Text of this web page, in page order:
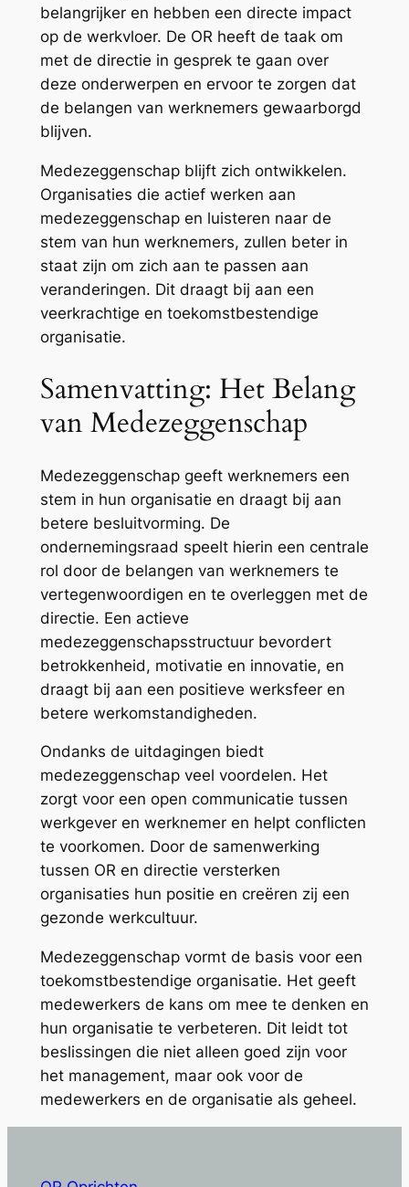
belangrijker en hebben een directe impact
op de werkvloer. De OR heeft de taak om
met de directie in gesprek te gaan over
deze onderwerpen en ervoor te zorgen dat
de belangen van werknemers gewaarborgd
blijven.
Medezeggenschap blijft zich ontwikkelen.
Organisaties die actief werken aan
medezeggenschap en luisteren naar de
stem van hun werknemers, zullen beter in
staat zijn om zich aan te passen aan
veranderingen. Dit draagt bij aan een
veerkrachtige en toekomstbestendige
organisatie.
Samenvatting: Het Belang
van Medezeggenschap
Medezeggenschap geeft werknemers een
stem in hun organisatie en draagt bij aan
betere besluitvorming. De
ondernemingsraad speelt hierin een centrale
rol door de belangen van werknemers te
vertegenwoordigen en te overleggen met de
directie. Een actieve
medezeggenschapsstructuur bevordert
betrokkenheid, motivatie en innovatie, en
draagt bij aan een positieve werksfeer en
betere werkomstandigheden.
Ondanks de uitdagingen biedt
medezeggenschap veel voordelen. Het
zorgt voor een open communicatie tussen
werkgever en werknemer en helpt conflicten
te voorkomen. Door de samenwerking
tussen OR en directie versterken
organisaties hun positie en creëren zij een
gezonde werkcultuur.
Medezeggenschap vormt de basis voor een
toekomstbestendige organisatie. Het geeft
medewerkers de kans om mee te denken en
hun organisatie te verbeteren. Dit leidt tot
beslissingen die niet alleen goed zijn voor
het management, maar ook voor de
medewerkers en de organisatie als geheel.